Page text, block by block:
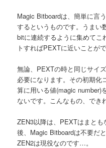
Magic Bitboardは、簡単に言
するというものです。うまい
bitに連続するように集めてこ
トすればPEXTに近いことが
無論、PEXTの時と同じサイ
必要になります。その初期化
算に用いる値(magic number)
ないです。こんなもの、でき
ZEN3以降は、PEXTはまと
後、Magic Bitboardは不要だ
ZEN2は現役なのです…。